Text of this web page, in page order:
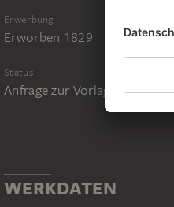
Erwerbung
Erworben 1829
Status
Anfrage zur Vorlage im
WERKDATEN